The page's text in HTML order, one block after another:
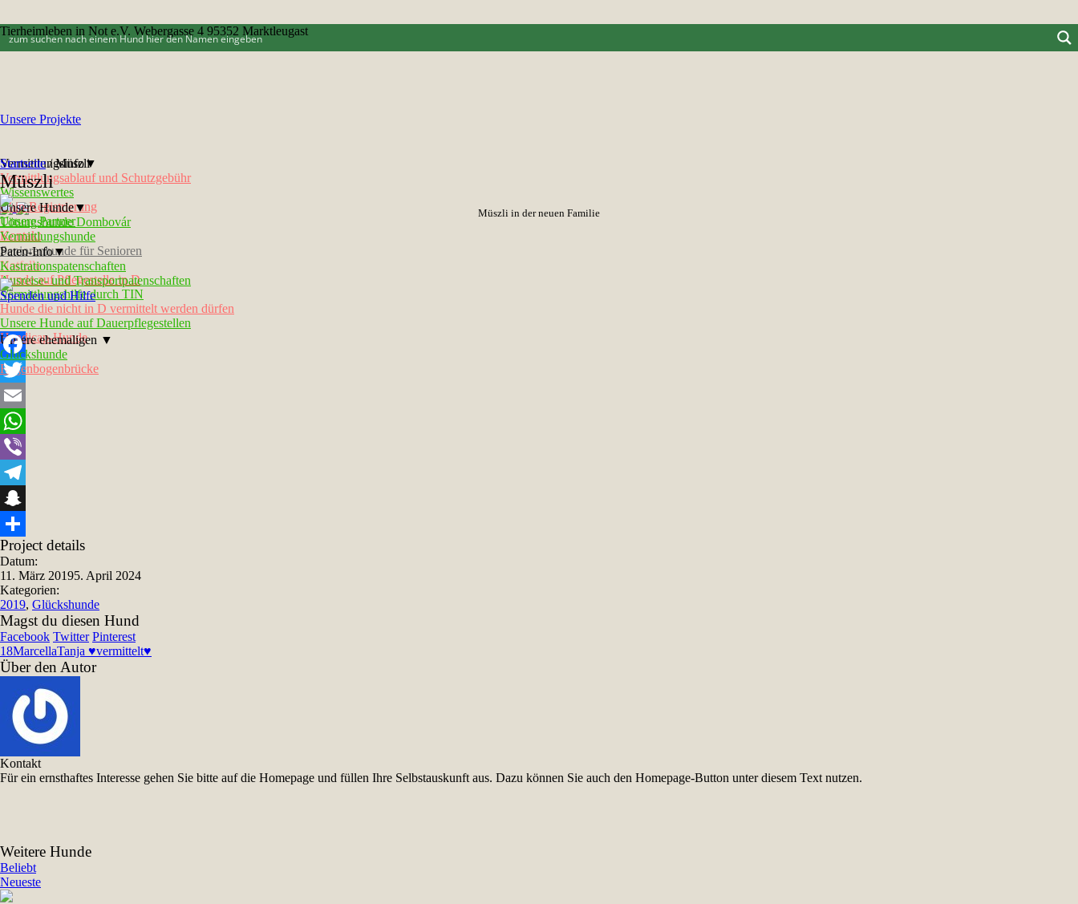
Tierheimleben in Not e.V. Webergasse 4 95352 Marktleugast
Unsere Projekte
Vermittlungsinfo▼
Vermittlungsablauf und Schutzgebühr
Wissenswertes
Chip-Registrierung
Unsere Partner
Kontakt
Unsere Hunde▼
Tötungshunde Dombovár
Vermittlungshunde
Seniorenhunde für Senioren
Notfelle
Hunde auf Pflegestelle in D
Vermittlungshilfe durch TIN
Hunde die nicht in D vermittelt werden dürfen
Unsere Hunde auf Dauerpflegestellen
Handicap-Hunde
Paten-Info▼
Kastrationspatenschaften
Ausreise- und Transportpatenschaften
Spenden und Hilfe
Unsere ehemaligen ▼
Glückshunde
Regenbogenbrücke
Startseite /Müszli
Müszli
Müszli in der neuen Familie
Facebook
Twitter
Email
WhatsApp
Viber
Telegram
Snapchat
Teilen
Project details
Datum:
11. März 20195. April 2024
Kategorien:
2019, Glückshunde
Magst du diesen Hund
Facebook Twitter Pinterest
18MarcellaTanja ♥vermittelt♥
Über den Autor
Kontakt
Für ein ernsthaftes Interesse gehen Sie bitte auf die Homepage und füllen Ihre Selbstauskunft aus. Dazu können Sie auch den Homepage-Button unter diesem Text nutzen.
Weitere Hunde
Beliebt
Neueste